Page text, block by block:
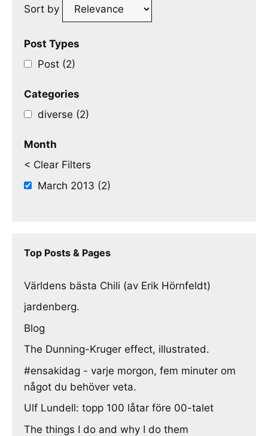
Sort by
Post Types
Post (2)
Categories
diverse (2)
Month
< Clear Filters
March 2013 (2)
Top Posts & Pages
Världens bästa Chili (av Erik Hörnfeldt)
jardenberg.
Blog
The Dunning-Kruger effect, illustrated.
#ensakidag - varje morgon, fem minuter om
något du behöver veta.
Ulf Lundell: topp 100 låtar före 00-talet
The things I do and why I do them